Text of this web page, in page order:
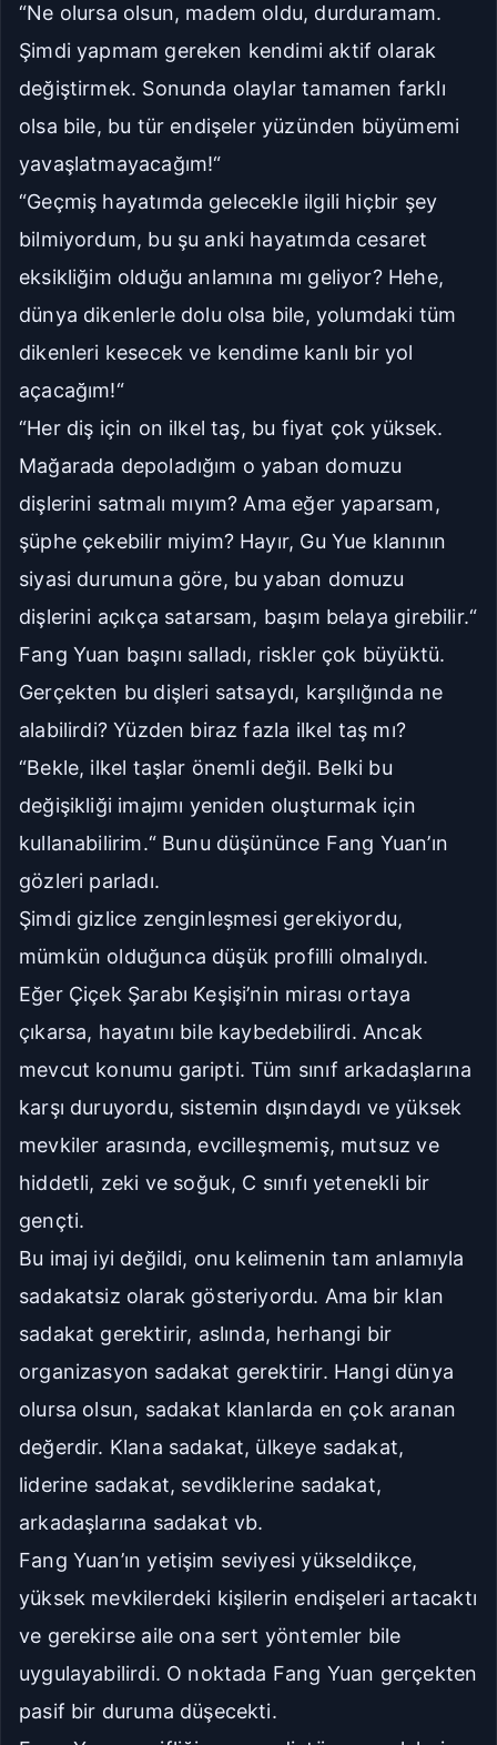
“Ne olursa olsun, madem oldu, durduramam.
Şimdi yapmam gereken kendimi aktif olarak
değiştirmek. Sonunda olaylar tamamen farklı
olsa bile, bu tür endişeler yüzünden büyümemi
yavaşlatmayacağım!“
“Geçmiş hayatımda gelecekle ilgili hiçbir şey
bilmiyordum, bu şu anki hayatımda cesaret
eksikliğim olduğu anlamına mı geliyor? Hehe,
dünya dikenlerle dolu olsa bile, yolumdaki tüm
dikenleri kesecek ve kendime kanlı bir yol
açacağım!“
“Her diş için on ilkel taş, bu fiyat çok yüksek.
Mağarada depoladığım o yaban domuzu
dişlerini satmalı mıyım? Ama eğer yaparsam,
şüphe çekebilir miyim? Hayır, Gu Yue klanının
siyasi durumuna göre, bu yaban domuzu
dişlerini açıkça satarsam, başım belaya girebilir.“
Fang Yuan başını salladı, riskler çok büyüktü.
Gerçekten bu dişleri satsaydı, karşılığında ne
alabilirdi? Yüzden biraz fazla ilkel taş mı?
“Bekle, ilkel taşlar önemli değil. Belki bu
değişikliği imajımı yeniden oluşturmak için
kullanabilirim.“ Bunu düşününce Fang Yuan’ın
gözleri parladı.
Şimdi gizlice zenginleşmesi gerekiyordu,
mümkün olduğunca düşük profilli olmalıydı.
Eğer Çiçek Şarabı Keşişi’nin mirası ortaya
çıkarsa, hayatını bile kaybedebilirdi. Ancak
mevcut konumu garipti. Tüm sınıf arkadaşlarına
karşı duruyordu, sistemin dışındaydı ve yüksek
mevkiler arasında, evcilleşmemiş, mutsuz ve
hiddetli, zeki ve soğuk, C sınıfı yetenekli bir
gençti.
Bu imaj iyi değildi, onu kelimenin tam anlamıyla
sadakatsiz olarak gösteriyordu. Ama bir klan
sadakat gerektirir, aslında, herhangi bir
organizasyon sadakat gerektirir. Hangi dünya
olursa olsun, sadakat klanlarda en çok aranan
değerdir. Klana sadakat, ülkeye sadakat,
liderine sadakat, sevdiklerine sadakat,
arkadaşlarına sadakat vb.
Fang Yuan’ın yetişim seviyesi yükseldikçe,
yüksek mevkilerdeki kişilerin endişeleri artacaktı
ve gerekirse aile ona sert yöntemler bile
uygulayabilirdi. O noktada Fang Yuan gerçekten
pasif bir duruma düşecekti.